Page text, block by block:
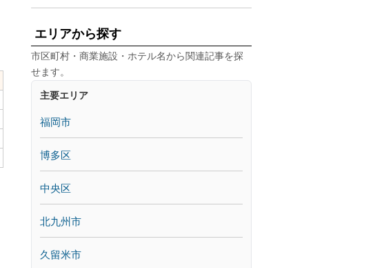
エリアから探す
市区町村・商業施設・ホテル名から関連記事を探
せます。
主要エリア
福岡市
博多区
中央区
北九州市
久留米市